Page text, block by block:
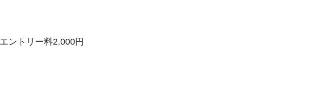
トリー料2,000円